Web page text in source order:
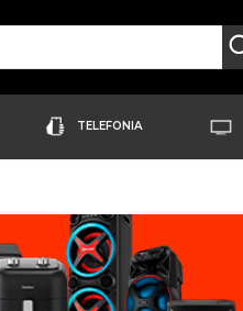
TELEFONIA